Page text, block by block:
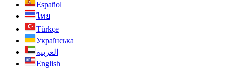
Español
ไทย
Türkçe
Українська
العربية
English